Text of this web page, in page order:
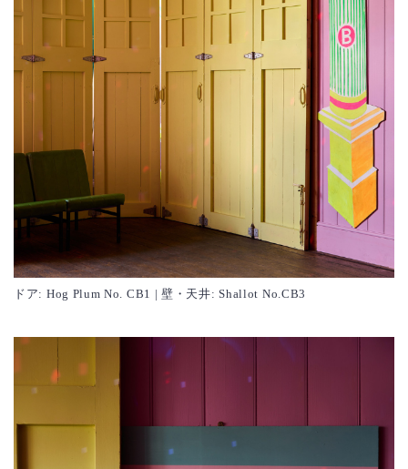
ドア: Hog Plum No. CB1 | 壁・天井: Shallot No.CB3